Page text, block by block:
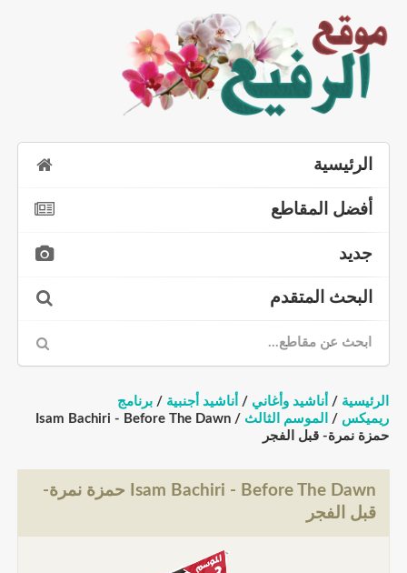
الرئيسية
أفضل المقاطع
جديد
البحث المتقدم
الرئيسية / أناشيد وأغاني / أناشيد أجنبية / برنامج
ريميكس / الموسم الثالث
/ Isam Bachiri - Before The Dawn
حمزة نمرة- قبل الفجر
Isam Bachiri - Before The Dawn حمزة نمرة-
قبل الفجر